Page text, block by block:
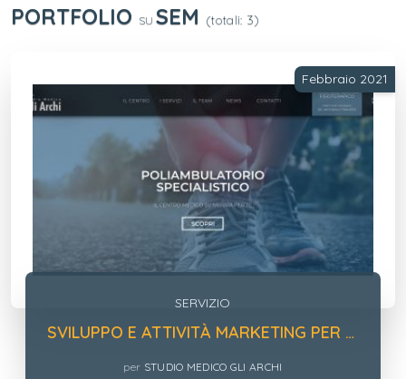
PORTFOLIO SU SEM (totali: 3)
Febbraio 2021
SERVIZIO
SVILUPPO E ATTIVITÀ MARKETING PER STUDIO MEDICO GLI ARCHI
per STUDIO MEDICO GLI ARCHI